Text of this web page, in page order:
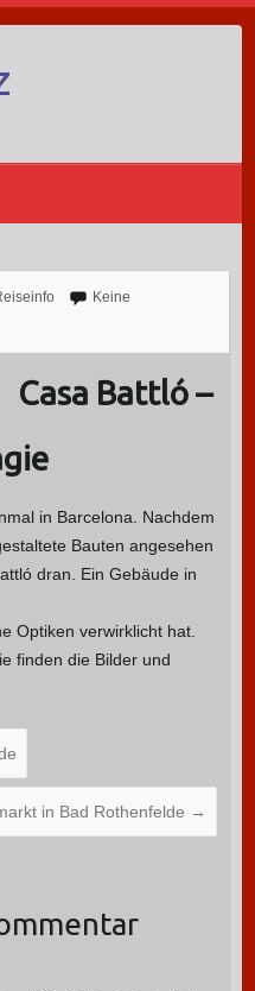
Keine
Casa Battló –
in Barcelona. Nachdem
Bauten angesehen
dran. Ein Gebäude in
Optiken verwirklicht hat.
finden die Bilder und
in Bad Rothenfelde →